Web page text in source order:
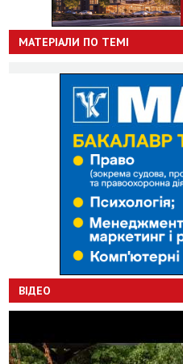
МАТЕРІАЛИ ПО ТЕМІ
ВІДЕО